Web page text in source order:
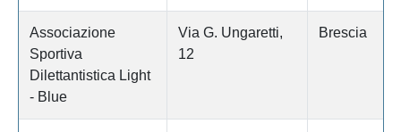
Associazione
Sportiva
Dilettantistica Light
- Blue
Via G. Ungaretti,
12
Brescia